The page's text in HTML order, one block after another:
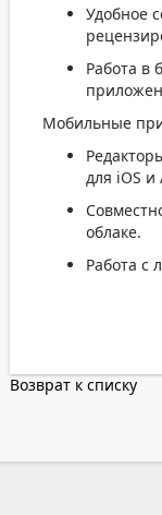
Удобное
Работа в
Мобильные
для iOS
облаке.
Работа с
Возврат к списку